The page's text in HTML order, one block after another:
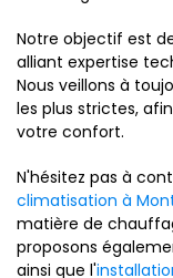
Notre objectif est
alliant expertise
Nous veillons à
les plus strictes,
votre confort.
N'hésitez pas à
climatisation à
matière de
proposons
ainsi que l'